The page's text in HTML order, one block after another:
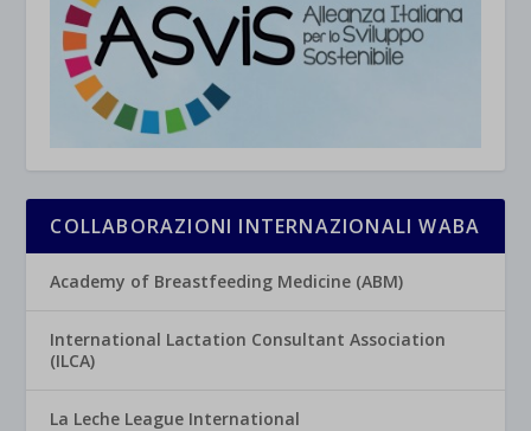
COLLABORAZIONI INTERNAZIONALI WABA
Academy of Breastfeeding Medicine (ABM)
International Lactation Consultant Association
(ILCA)
La Leche League International